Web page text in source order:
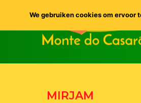
MIRJAM
We gebruiken cookies om ervoor